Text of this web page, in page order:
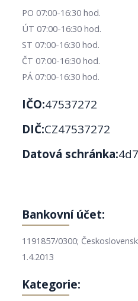
PO 07:00-16:30 hod.
ÚT 07:00-16:30 hod.
ST 07:00-16:30 hod.
ČT 07:00-16:30 hod.
PÁ 07:00-16:30 hod.
IČO:47537272
DIČ:CZ47537272
Datová schránka:
Bankovní účet:
1191857/0300;
1.4.2013
Kategorie: